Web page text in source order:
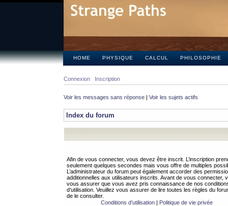
HOME PHYSIQUE CALCUL PHILOSOPHIE
Connexion Inscription
Voir les messages sans réponse | Voir les sujets actifs
Index du forum
Afin de vous connecter, vous devez être inscrit. L’inscription
seulement quelques secondes mais vous offre de multiples
L’administrateur du forum peut également accorder des
additionnelles aux utilisateurs inscrits. Avant de vous connecter,
vous assurer que vous avez pris connaissance de nos
d’utilisation. Veuillez vous assurer de lire toutes les règles du
de le consulter.
Conditions d’utilisation| Politique de vie privée